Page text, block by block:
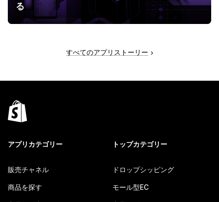
る
すべてのアプリストーリー
アプリカテゴリー
販売チャネル
商品を探す
トップカテゴリー
ドロップシッピング
モール型EC